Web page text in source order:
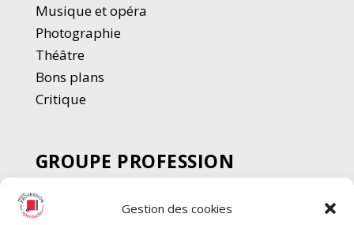
Gestion des cookies
Musique et opéra
Photographie
Théâtre
Bons plans
Critique
GROUPE PROFESSION
SPECTACLE
Chèque Intermittents